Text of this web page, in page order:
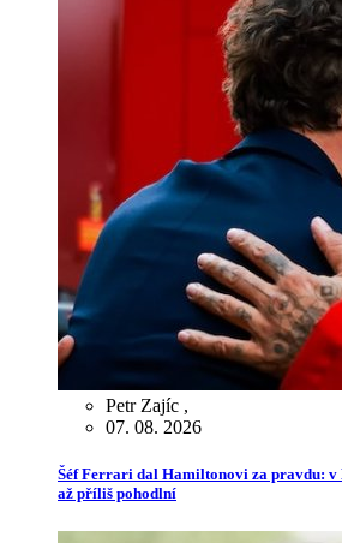
Petr Zajíc ,
07. 08. 2026
Šéf Ferrari dal Hamiltonovi za pravdu:
až příliš pohodlní